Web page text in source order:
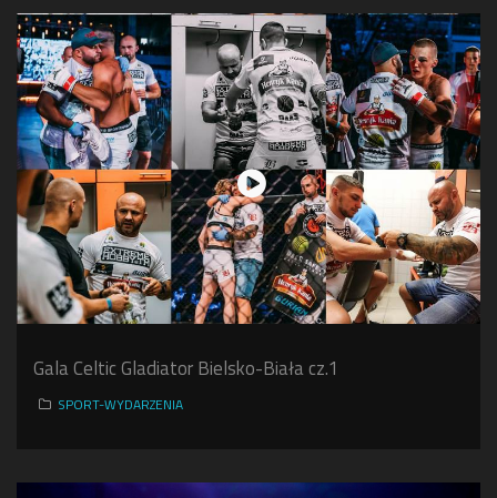
Gala Celtic Gladiator Bielsko-Biała cz.1
SPORT-WYDARZENIA